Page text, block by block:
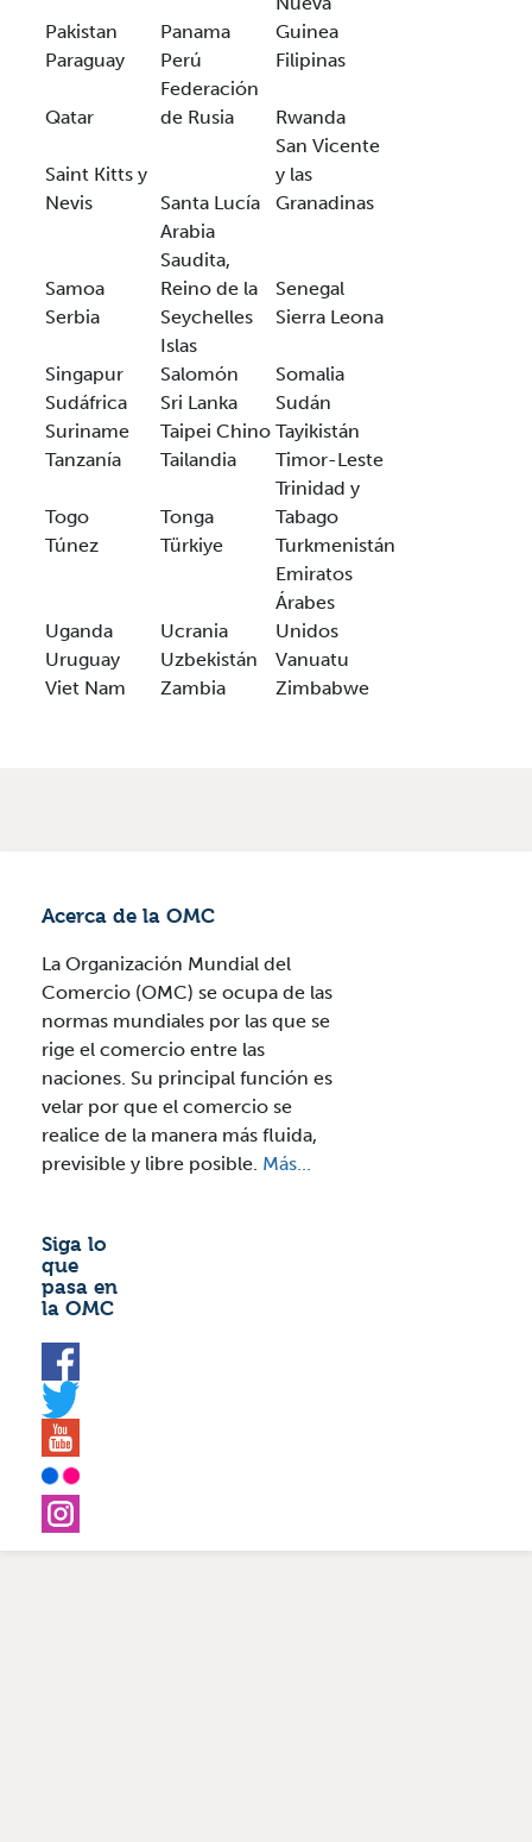
Pakistan Panama
Guinea
Paraguay
Perú Filipinas
Qatar
Federación
de Rusia
Rwanda
Saint Kitts y
Nevis
Santa Lucía
San Vicente
y las
Granadinas
Samoa
Arabia
Saudita,
Reino de la
Senegal
Serbia
Seychelles Sierra Leona
Singapur
Islas
Salomón
Somalia
Sudáfrica
Sri Lanka
Sudán
Suriname
Taipei Chino Tayikistán
Tanzanía
Tailandia Timor-Leste
Togo Tonga
Trinidad y
Tabago
Túnez
Türkiye Turkmenistán
Uganda Ucrania
Emiratos
Árabes
Unidos
Uruguay
Uzbekistán
Vanuatu
Viet Nam
Zambia Zimbabwe
Acerca de la OMC
La Organización Mundial del
Comercio (OMC) se ocupa de las
normas mundiales por las que se
rige el comercio entre las
naciones. Su principal función es
velar por que el comercio se
realice de la manera más fluida,
previsible y libre posible. Más...
Siga lo
que
pasa en
la OMC